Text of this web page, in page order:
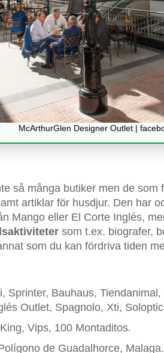
McArthurGlen Designer Outlet |
så många butiker men de
artiklar för husdjur. Den har
Mango eller El Corte Inglés,
som t.ex. biografer,
som du kan fördriva tiden
Sprinter, Bauhaus,
Outlet, Spagnolo, Xti,
Vips, 100 Montaditos.
de Guadalhorce, Malaga.